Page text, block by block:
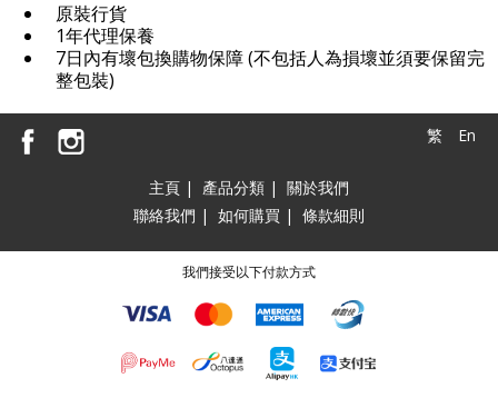
原裝行貨
1年代理保養
7日內有壞包換購物保障 (不包括人為損壞並須要保留完
整包裝)
繁 En
主頁 | 產品分類 | 關於我們
聯絡我們 | 如何購買 | 條款細則
我們接受以下付款方式